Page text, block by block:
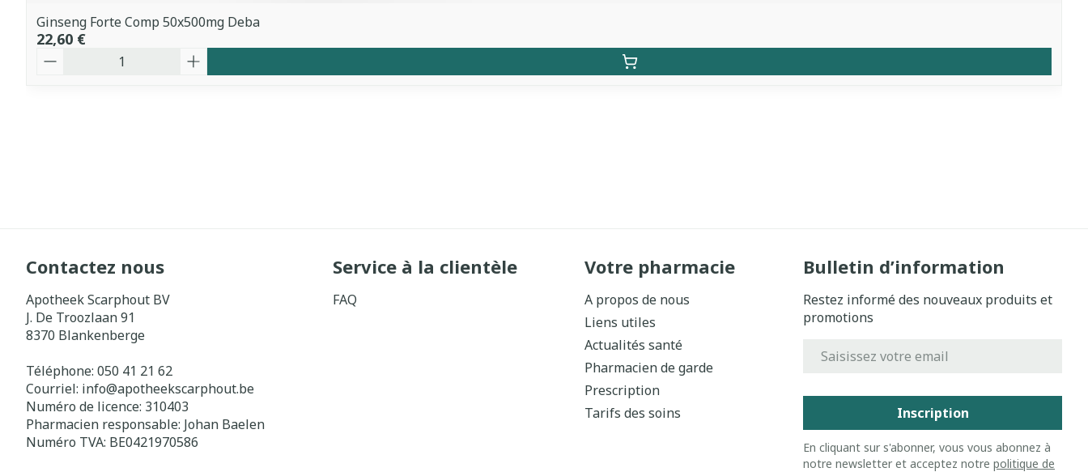
Ginseng Forte Comp 50x500mg Deba
22,60 €
Contactez nous
Apotheek Scarphout BV
J. De Troozlaan 91
8370 Blankenberge
Téléphone: 050 41 21 62
Courriel: info@apotheekscarphout.be
Numéro de licence: 310403
Pharmacien responsable: Johan Baelen
Numéro TVA: BE0421970586
Service à la clientèle
FAQ
Votre pharmacie
A propos de nous
Liens utiles
Actualités santé
Pharmacien de garde
Prescription
Tarifs des soins
Bulletin d’information
Restez informé des nouveaux produits et
promotions
Inscription
En cliquant sur s'abonner, vous vous abonnez à
notre newsletter et acceptez notrepolitique de